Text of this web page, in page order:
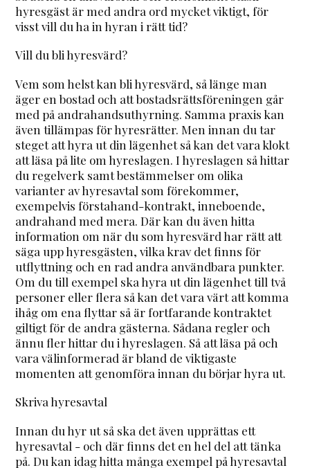
hyresgäst är med andra ord mycket viktigt, för
visst vill du ha in hyran i rätt tid?
Vill du bli hyresvärd?
Vem som helst kan bli hyresvärd, så länge man
äger en bostad och att bostadsrättsföreningen går
med på andrahandsuthyrning. Samma praxis kan
även tillämpas för hyresrätter. Men innan du tar
steget att hyra ut din lägenhet så kan det vara klokt
att läsa på lite om hyreslagen. I hyreslagen så hittar
du regelverk samt bestämmelser om olika
varianter av hyresavtal som förekommer,
exempelvis förstahand-kontrakt, inneboende,
andrahand med mera. Där kan du även hitta
information om när du som hyresvärd har rätt att
säga upp hyresgästen, vilka krav det finns för
utflyttning och en rad andra användbara punkter.
Om du till exempel ska hyra ut din lägenhet till två
personer eller flera så kan det vara värt att komma
ihåg om ena flyttar så är fortfarande kontraktet
giltigt för de andra gästerna. Sådana regler och
ännu fler hittar du i hyreslagen. Så att läsa på och
vara välinformerad är bland de viktigaste
momenten att genomföra innan du börjar hyra ut.
Skriva hyresavtal
Innan du hyr ut så ska det även upprättas ett
hyresavtal - och där finns det en hel del att tänka
på. Du kan idag hitta många exempel på hyresavtal